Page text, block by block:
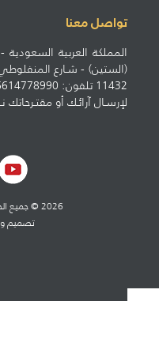
تواصل معنا
المملكة العربية السعودية -
11432 تلفون: 96614778990 فاكس : 96614766464
لإرسـال آرائـك أو مقتـرحاتك
2026 © جميع الحقوق محفوظة للمجلة العربية
تصميم و